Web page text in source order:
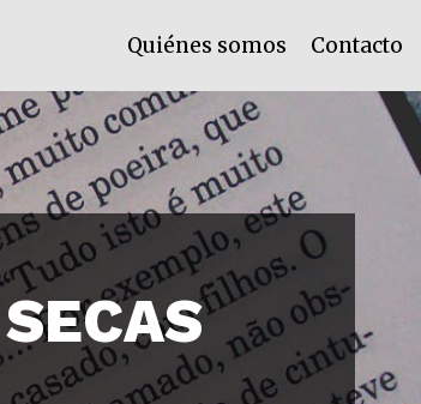
Quiénes somos Contacto